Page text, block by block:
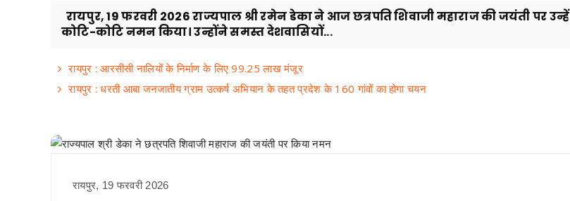
रायपुर, 19 फरवरी 2026 राज्यपाल श्री रमेन डेका ने आज छत्रपति शिवाजी महाराज की जयंती पर उन्हें
कोटि-कोटि नमन किया। उन्होंने समस्त देशवासियों...
रायपुर : आरसीसी नालियों के निर्माण के लिए 99.25 लाख मंजूर
रायपुर : धरती आबा जनजातीय ग्राम उत्कर्ष अभियान के तहत प्रदेश के 160 गांवों का होगा चयन
रायपुर, 19 फरवरी 2026